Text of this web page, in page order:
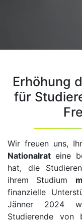
Erhöhung
für
Wir freuen uns,
Nationalrat eine
hat, die
ihrem Studium
finanzielle
Jänner 2024
Studierende von